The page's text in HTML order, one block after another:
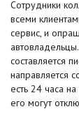
Сотрудники
всеми
сервис, и
составляется
направляется
есть 24 часа
его могут